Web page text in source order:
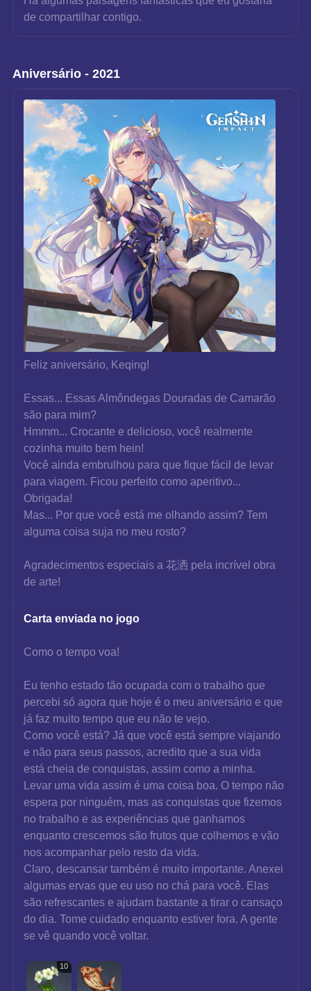
de compartilhar contigo.
Aniversário - 2021
Feliz aniversário, Keqing!
Essas... Essas Almôndegas Douradas de Camarão
são para mim?
Hmmm... Crocante e delicioso, você realmente
cozinha muito bem hein!
Você ainda embrulhou para que fique fácil de levar
para viagem. Ficou perfeito como aperitivo...
Obrigada!
Mas... Por que você está me olhando assim? Tem
alguma coisa suja no meu rosto?
Agradecimentos especiais a 花洒 pela incrível obra
de arte!
Carta enviada no jogo
Como o tempo voa!
Eu tenho estado tão ocupada com o trabalho que
percebi só agora que hoje é o meu aniversário e que
já faz muito tempo que eu não te vejo.
Como você está? Já que você está sempre viajando
e não para seus passos, acredito que a sua vida
está cheia de conquistas, assim como a minha.
Levar uma vida assim é uma coisa boa. O tempo não
espera por ninguém, mas as conquistas que fizemos
no trabalho e as experiências que ganhamos
enquanto crescemos são frutos que colhemos e vão
nos acompanhar pelo resto da vida.
Claro, descansar também é muito importante. Anexei
algumas ervas que eu uso no chá para você. Elas
são refrescantes e ajudam bastante a tirar o cansaço
do dia. Tome cuidado enquanto estiver fora. A gente
se vê quando você voltar.
10